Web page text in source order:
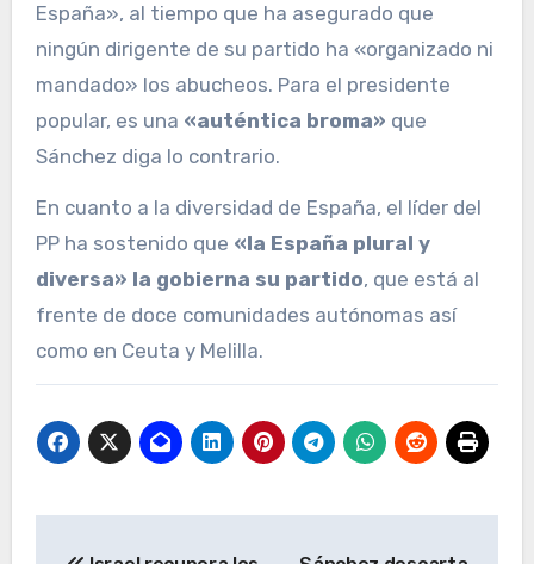
España», al tiempo que ha asegurado que
ningún dirigente de su partido ha «organizado ni
mandado» los abucheos. Para el presidente
popular, es una «auténtica broma» que
Sánchez diga lo contrario.
En cuanto a la diversidad de España, el líder del
PP ha sostenido que «la España plural y
diversa» la gobierna su partido, que está al
frente de doce comunidades autónomas así
como en Ceuta y Melilla.